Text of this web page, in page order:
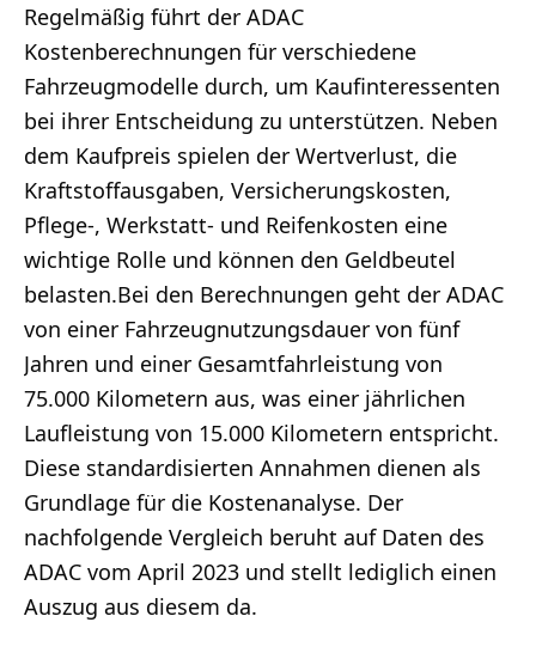
Regelmäßig führt der ADAC
Kostenberechnungen für verschiedene
Fahrzeugmodelle durch, um Kaufinteressenten
bei ihrer Entscheidung zu unterstützen. Neben
dem Kaufpreis spielen der Wertverlust, die
Kraftstoffausgaben, Versicherungskosten,
Pflege-, Werkstatt- und Reifenkosten eine
wichtige Rolle und können den Geldbeutel
belasten.Bei den Berechnungen geht der ADAC
von einer Fahrzeugnutzungsdauer von fünf
Jahren und einer Gesamtfahrleistung von
75.000 Kilometern aus, was einer jährlichen
Laufleistung von 15.000 Kilometern entspricht.
Diese standardisierten Annahmen dienen als
Grundlage für die Kostenanalyse. Der
nachfolgende Vergleich beruht auf Daten des
ADAC vom April 2023 und stellt lediglich einen
Auszug aus diesem da.